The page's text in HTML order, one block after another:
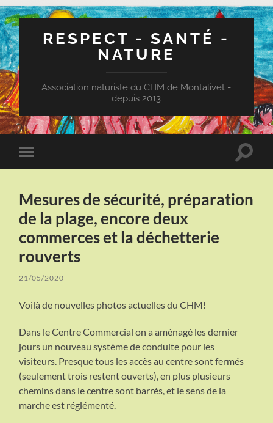
RESPECT - SANTÉ -
NATURE
Association naturiste du CHM de Montalivet -
depuis 2013
Toggle
mobile
Toggle
Mesures de sécurité, préparation
de la plage, encore deux
commerces et la déchetterie
rouverts
21/05/2020
Voilà de nouvelles photos actuelles du CHM!
Dans le Centre Commercial on a aménagé les dernier
jours un nouveau système de conduite pour les
visiteurs. Presque tous les accès au centre sont fermés
(seulement trois restent ouverts), en plus plusieurs
chemins dans le centre sont barrés, et le sens de la
marche est réglémenté.